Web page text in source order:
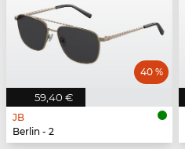
59,40 €
40 %
JB
Berlin - 2